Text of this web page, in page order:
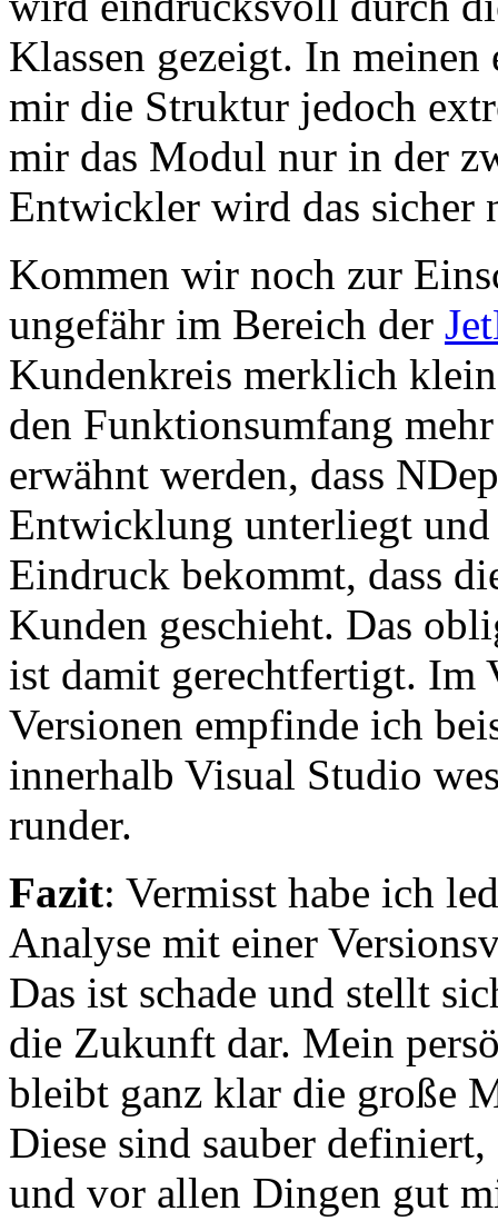
Klassen gezeigt. In
mir die Struktur jedoch
mir das Modul nur in der
Entwickler wird das sicher
Kommen wir noch zur
ungefähr im Bereich der
Kundenkreis merklich
den Funktionsumfang
erwähnt werden, dass
Entwicklung unterliegt
Eindruck bekommt, dass
Kunden geschieht. Das
ist damit gerechtfertigt. Im
Versionen empfinde ich
innerhalb Visual Studio
runder.
Fazit: Vermisst habe ich
Analyse mit einer
Das ist schade und stellt
die Zukunft dar. Mein
bleibt ganz klar die große
Diese sind sauber
und vor allen Dingen gut